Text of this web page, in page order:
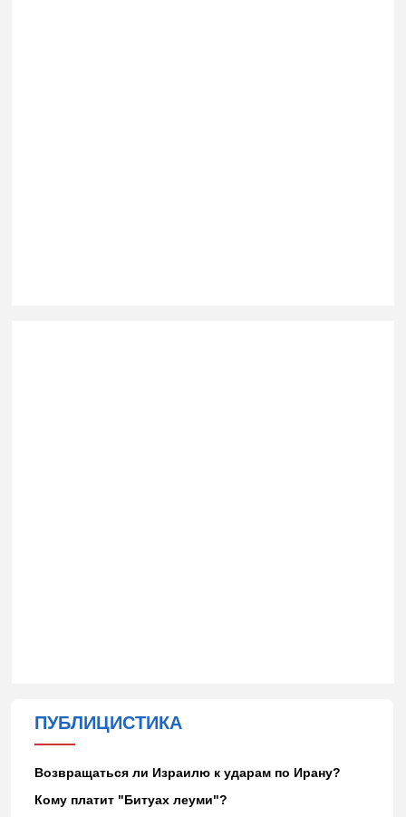
ПУБЛИЦИСТИКА
Возвращаться ли Израилю к ударам по Ирану?
Кому платит "Битуах леуми"?